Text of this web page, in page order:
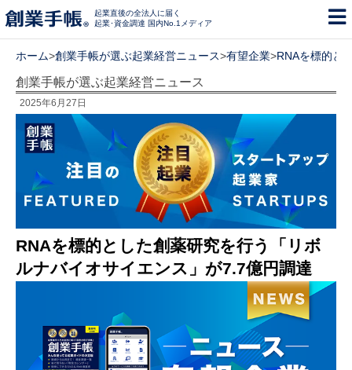
起業直後の全法人に届く
起業･資金調達 国内No.1メディア
ホーム>創業手帳が選ぶ起業経営ニュース>有望企業>RNAを標的と
創業手帳が選ぶ起業経営ニュース
2025年6月27日
RNAを標的とした創薬研究を行う「リボ
ルナバイオサイエンス」が7.7億円調達